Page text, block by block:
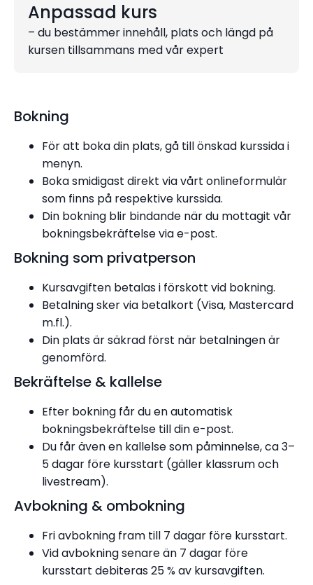
Anpassad kurs
– du bestämmer innehåll, plats och längd på
kursen tillsammans med vår expert
Bokning
För att boka din plats, gå till önskad kurssida i
menyn.
Boka smidigast direkt via vårt onlineformulär
som finns på respektive kurssida.
Din bokning blir bindande när du mottagit vår
bokningsbekräftelse via e-post.
Bokning som privatperson
Kursavgiften betalas i förskott vid bokning.
Betalning sker via betalkort (Visa, Mastercard
m.fl.).
Din plats är säkrad först när betalningen är
genomförd.
Bekräftelse & kallelse
Efter bokning får du en automatisk
bokningsbekräftelse till din e-post.
Du får även en kallelse som påminnelse, ca 3–
5 dagar före kursstart (gäller klassrum och
livestream).
Avbokning & ombokning
Fri avbokning fram till 7 dagar före kursstart.
Vid avbokning senare än 7 dagar före
kursstart debiteras 25 % av kursavgiften.